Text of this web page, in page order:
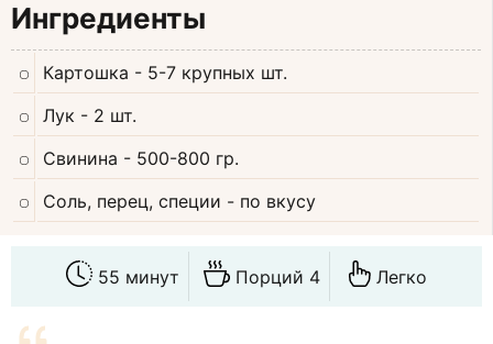
Ингредиенты
Картошка - 5-7 крупных шт.
Лук - 2 шт.
Свинина - 500-800 гр.
Соль, перец, специи - по вкусу
55 минут Порций 4 Легко